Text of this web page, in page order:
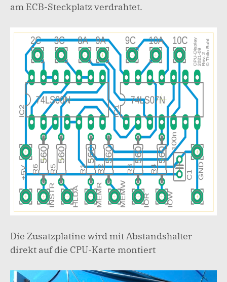
am ECB-Steckplatz verdrahtet.
Die Zusatzplatine wird mit Abstandshalter
direkt auf die CPU-Karte montiert